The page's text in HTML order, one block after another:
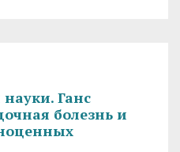
Ганс
болезнь и